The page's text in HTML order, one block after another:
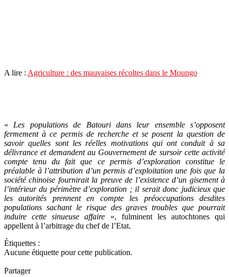
A lire : Agriculture : des mauvaises récoltes dans le Moungo
« Les populations de Batouri dans leur ensemble s’opposent
fermement à ce permis de recherche et se posent la question de
savoir quelles sont les réelles motivations qui ont conduit à sa
délivrance et demandent au Gouvernement de sursoir cette activité
compte tenu du fait que ce permis d’exploration constitue le
préalable à l’attribution d’un permis d’exploitation une fois que la
société chinoise fournirait la preuve de l’existence d’un gisement à
l’intérieur du périmètre d’exploration ; il serait donc judicieux que
les autorités prennent en compte les préoccupations desdites
populations sachant le risque des graves troubles que pourrait
induire cette sinueuse affaire », fulminent les autochtones qui
appellent à l’arbitrage du chef de l’Etat.
Étiquettes :
Aucune étiquette pour cette publication.
Partager